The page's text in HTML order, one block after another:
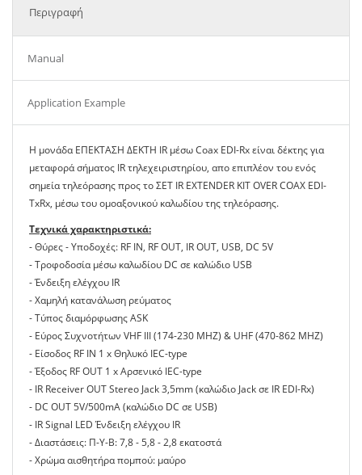
Περιγραφή
Manual
Application Example
Η μονάδα ΕΠΕΚΤΑΣΗ ΔΕΚΤΗ IR μέσω Coax EDI-Rx είναι δέκτης για
μεταφορά σήματος IR τηλεχειριστηρίου, απο επιπλέον του ενός
σημεία τηλεόρασης προς το ΣΕΤ IR EXTENDER KIT OVER COAX EDI-
TxRx, μέσω του ομοαξονικού καλωδίου της τηλεόρασης.
Τεχνικά χαρακτηριστικά:
- Θύρες - Υποδοχές: RF IN, RF OUT, IR OUT, USB, DC 5V
- Τροφοδοσία μέσω καλωδίου DC σε καλώδιο USB
- Ένδειξη ελέγχου IR
- Χαμηλή κατανάλωση ρεύματος
- Τύπος διαμόρφωσης ASK
- Εύρος Συχνοτήτων VHF III (174-230 MHZ) & UHF (470-862 MHZ)
- Είσοδος RF IN 1 x Θηλυκό IEC-type
- Έξοδος RF OUT 1 x Αρσενικό IEC-type
- IR Receiver OUT Stereo Jack 3,5mm (καλώδιο Jack σε IR EDI-Rx)
- DC OUT 5V/500mA (καλώδιο DC σε USB)
- IR Signal LED Ένδειξη ελέγχου IR
- Διαστάσεις: Π-Υ-Β: 7,8 - 5,8 - 2,8 εκατοστά
- Χρώμα αισθητήρα πομπού: μαύρο